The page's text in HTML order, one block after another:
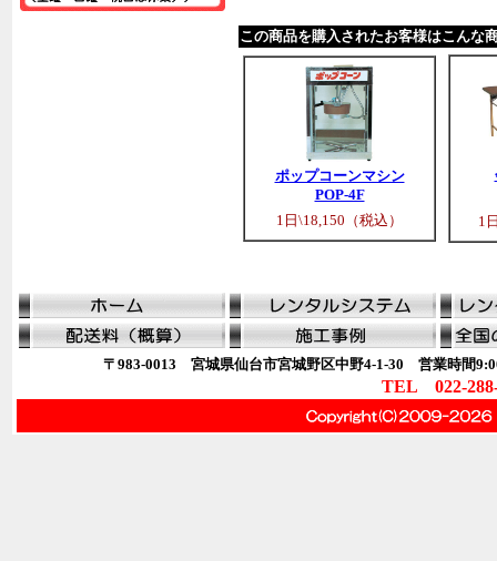
この商品を購入されたお客様はこんな
ポップコーンマシン
POP-4F
1日\18,150（税込）
1
〒983-0013 宮城県仙台市宮城野区中野4-1-30 営業時間
TEL 022-